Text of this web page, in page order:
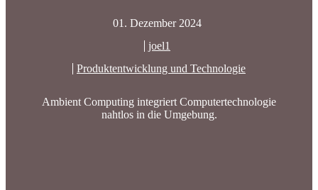
01. Dezember 2024
joel1
Produktentwicklung und Technologie
Ambient Computing integriert Computertechnologie
nahtlos in die Umgebung.